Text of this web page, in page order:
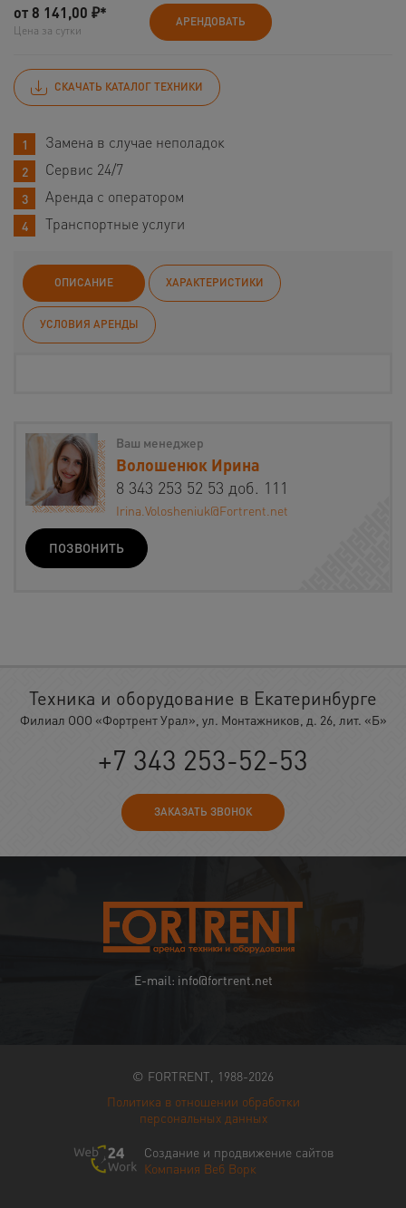
от8 141,00 ₽*
Цена за сутки
АРЕНДОВАТЬ
СКАЧАТЬ КАТАЛОГ ТЕХНИКИ
Замена в случае неполадок
Сервис 24/7
Аренда с оператором
Транспортные услуги
ОПИСАНИЕ ХАРАКТЕРИСТИКИ
УСЛОВИЯ АРЕНДЫ
Ваш менеджер
Волошенюк Ирина
8 343 253 52 53 доб. 111
Irina.Volosheniuk@Fortrent.net
ПОЗВОНИТЬ
Техника и оборудование в Екатеринбурге
Филиал ООО «Фортрент Урал», ул. Монтажников, д. 26, лит. «Б»
+7 343 253-52-53
ЗАКАЗАТЬ ЗВОНОК
E-mail: info@fortrent.net
© FORTRENT, 1988-2026
Политика в отношении обработки
персональных данных
Создание и продвижение сайтов
Компания Веб Ворк